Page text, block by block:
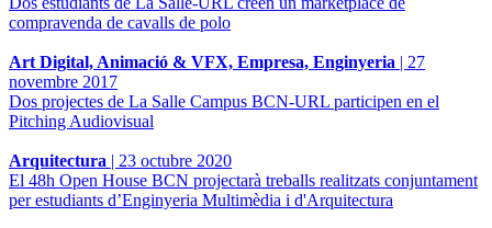
compravenda de cavalls de polo
Art Digital, Animació & VFX, Empresa, Enginyeria | 27
novembre 2017
Dos projectes de La Salle Campus BCN-URL participen en el
Pitching Audiovisual
Arquitectura | 23 octubre 2020
El 48h Open House BCN projectarà treballs realitzats conjuntament
per estudiants d’Enginyeria Multimèdia i d'Arquitectura